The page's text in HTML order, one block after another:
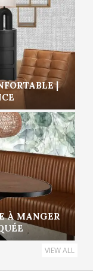
|
À MANGER
VIEW ALL